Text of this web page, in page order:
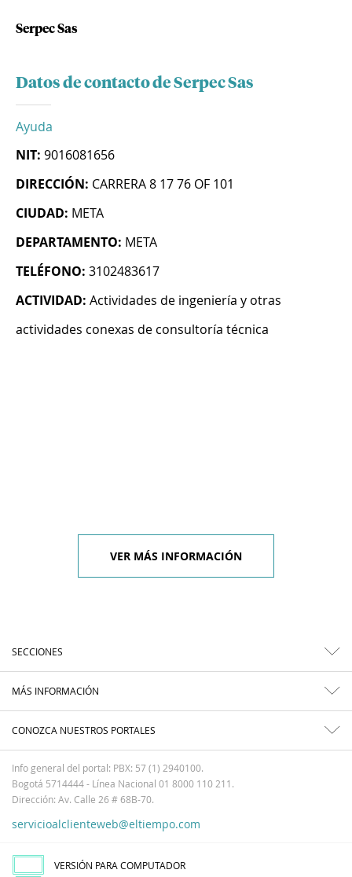
Serpec Sas
Datos de contacto de Serpec Sas
Ayuda
NIT: 9016081656
DIRECCIÓN: CARRERA 8 17 76 OF 101
CIUDAD: META
DEPARTAMENTO: META
TELÉFONO: 3102483617
ACTIVIDAD: Actividades de ingeniería y otras
actividades conexas de consultoría técnica
VER MÁS INFORMACIÓN
SECCIONES
MÁS INFORMACIÓN
CONOZCA NUESTROS PORTALES
Info general del portal: PBX: 57 (1) 2940100.
Bogotá 5714444 - Línea Nacional 01 8000 110 211.
Dirección: Av. Calle 26 # 68B-70.
servicioalclienteweb@eltiempo.com
VERSIÓN PARA COMPUTADOR